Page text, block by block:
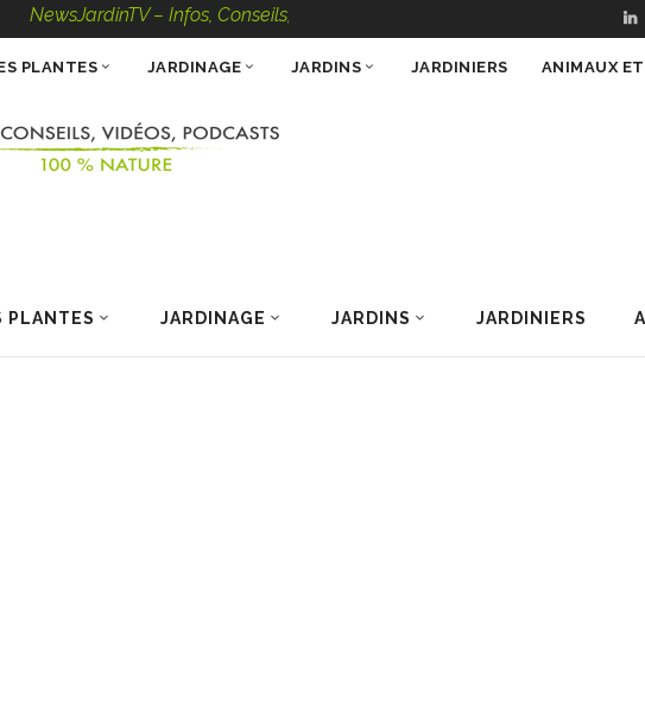
– Infos, Conseils, Vidéos, Podcasts – 100 % Nature
PLANTES JARDINAGE JARDINS JARDINIERS
PLANTES JARDINAGE JARDINS JARDINIERS ANIMAUX